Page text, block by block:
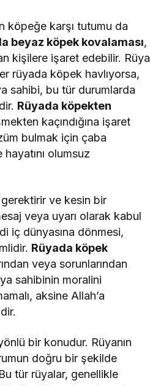
köpeğe karşı tutumu da
beyaz köpek kovalaması,
kişilere işaret edebilir. Rüya
rüyada köpek havlıyorsa,
sahibi, bu tür durumlarda
Rüyada köpekten
kaçındığına işaret
bulmak için çaba
olumsuz
ve kesin bir
veya uyarı olarak kabul
iç dünyasına dönmesi,
Rüyada köpek
veya sorunlarından
sahibinin moralini
aksine Allah’a
bir konudur. Rüyanın
doğru bir şekilde
tür rüyalar, genellikle